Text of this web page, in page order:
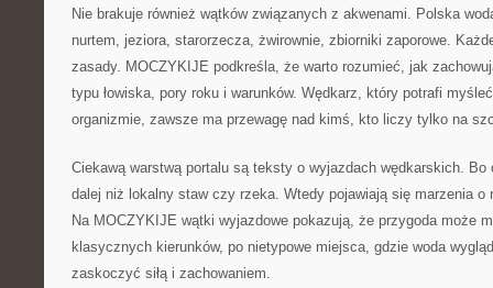
Nie brakuje również wątków związanych z akwenami. Polska
nurtem, jeziora, starorzecza, żwirownie, zbiorniki zaporowe.
zasady. MOCZYKIJE podkreśla, że warto rozumieć, jak
typu łowiska, pory roku i warunków. Wędkarz, który potrafi
organizmie, zawsze ma przewagę nad kimś, kto liczy tylko na
Ciekawą warstwą portalu są teksty o wyjazdach wędkarskich. Bo
dalej niż lokalny staw czy rzeka. Wtedy pojawiają się marzenia o
Na MOCZYKIJE wątki wyjazdowe pokazują, że przygoda może
klasycznych kierunków, po nietypowe miejsca, gdzie woda
zaskoczyć siłą i zachowaniem.